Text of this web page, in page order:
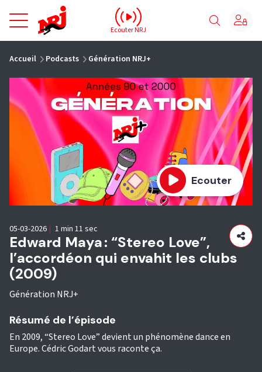
NRJ - Accueil
Ecouter NRJ
Accueil Podcasts Génération NRJ+
Ecouter
Edward Maya : “Stereo Love”,
l’accordéon qui envahit les clubs
(2009)
Génération NRJ+
05-03-2026 | 1 min 11 sec
Résumé de l’épisode
En 2009, “Stereo Love” devient un phénomène dance en
Europe. Cédric Godart vous raconte ça.